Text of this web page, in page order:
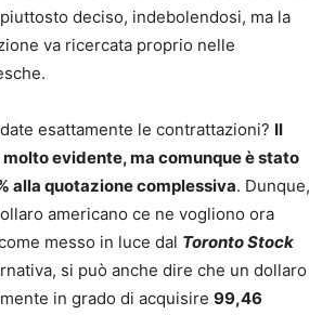
deciso, indebolendosi, ma la
va ricercata proprio nelle
esattamente le contrattazioni? Il
evidente, ma comunque è stato
alla quotazione complessiva. Dunque,
americano ce ne vogliono ora
messo in luce dal Toronto Stock
si può anche dire che un dollaro
in grado di acquisire 99,46